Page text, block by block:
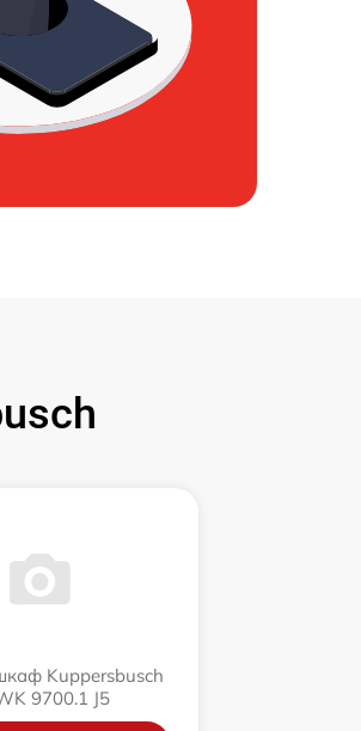
Kuppersbusch
9700.1 J5